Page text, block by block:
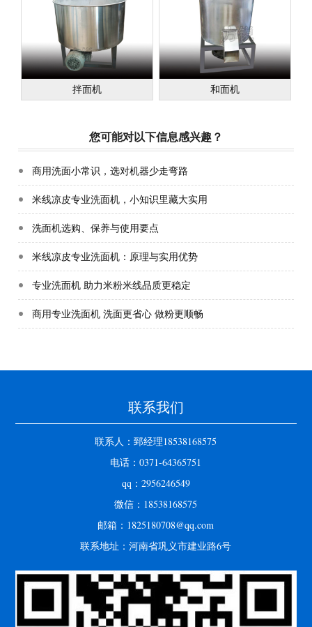
拌面机 和面机
您可能对以下信息感兴趣？
商用洗面小常识，选对机器少走弯路
米线凉皮专业洗面机，小知识里藏大实用
洗面机选购、保养与使用要点
米线凉皮专业洗面机：原理与实用优势
专业洗面机 助力米粉米线品质更稳定
商用专业洗面机 洗面更省心 做粉更顺畅
联系我们
联系人：郅经理18538168575
电话：0371-64365751
qq：2956246549
微信：18538168575
邮箱：1825180708@qq.com
联系地址：河南省巩义市建业路6号